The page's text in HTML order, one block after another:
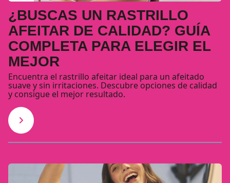
¿BUSCAS UN RASTRILLO
AFEITAR DE CALIDAD? GUÍA
COMPLETA PARA ELEGIR EL
MEJOR
Encuentra el rastrillo afeitar ideal para un afeitado
suave y sin irritaciones. Descubre opciones de calidad
y consigue el mejor resultado.